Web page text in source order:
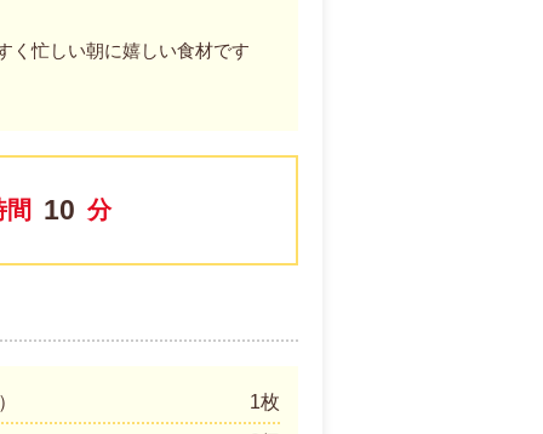
く忙しい朝に嬉しい食材です
10 分
1枚